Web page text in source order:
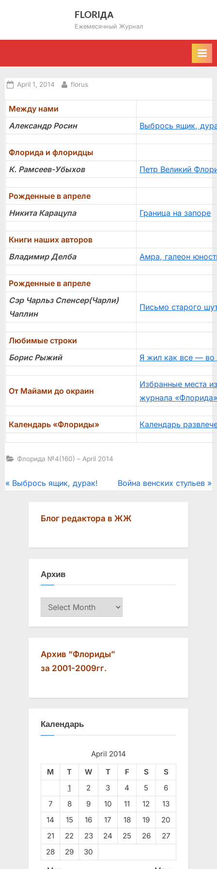
FLORIДА
Ежемесячный Журнал
Posted
April 1, 2014 By
florus
Между нами
Александр Росин
Выбрось ящик,
Флорида и флоридцы
К. Рамсеев-Убыхов
Петр Великий
Рожденные в апреле
Никита Карацупа
Граница на запоре
Книги наших авторов
Владимир Делба
Амра, галеон
Рожденные в апреле
Сэр Чарльз Спенсер(Чарли)
Чаплин
Письмо старого
Любимые строки
Борис Рыжий
Я жил как все —
От Майами до окраин
Избранные места
журнала
Календарь «Флориды» Календарь
Флорида №4(160) – April 2014
Post
P
Выбрось ящик, дурак!
N
t
o
Война венских стульев
Блог редактора в ЖЖ
Архив
Архив
Архив “Флориды”
за 2001-2009гг.
Календарь
April 2014
M
T W T F S
S
1
2 3 4 5
6
7
8 9 10 11 12
13
14
15 16 17 18 19
20
21
22 23 24 25 26
27
28
29
30